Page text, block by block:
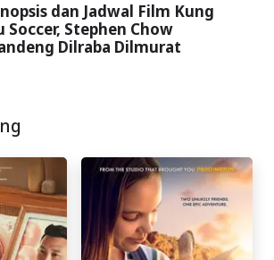
dan Jadwal Film Kung
Soccer, Stephen Chow
Dilraba Dilmurat